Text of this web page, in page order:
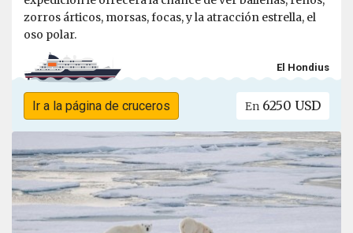
zorros árticos, morsas, focas, y la atracción estrella, el
oso polar.
El Hondius
Ir a la página de cruceros En 6250 USD